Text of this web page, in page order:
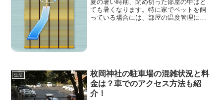
夏の暑い時期、閉め切った部屋の中はと
ても暑くなります。特に家でペットを飼
っている場合には、部屋の温度管理には
生活
枚岡神社の駐車場の混雑状況と料
金は？車でのアクセス方法も紹
介！